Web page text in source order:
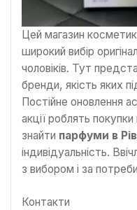
Цей магазин
широкий вибір
чоловіків. Тут
бренди, якість яких
Постійне оновлення
акції роблять
знайти парфуми в
індивідуальність.
з вибором і за
Контакти